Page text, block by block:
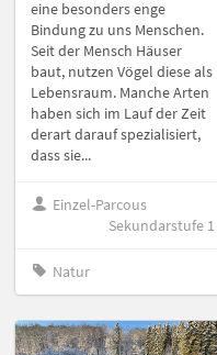
eine besonders enge
Bindung zu uns Menschen.
Seit der Mensch Häuser
baut, nutzen Vögel diese als
Lebensraum. Manche Arten
haben sich im Lauf der Zeit
derart darauf spezialisiert,
dass sie...
Einzel-Parcous
Sekundarstufe 1
Natur